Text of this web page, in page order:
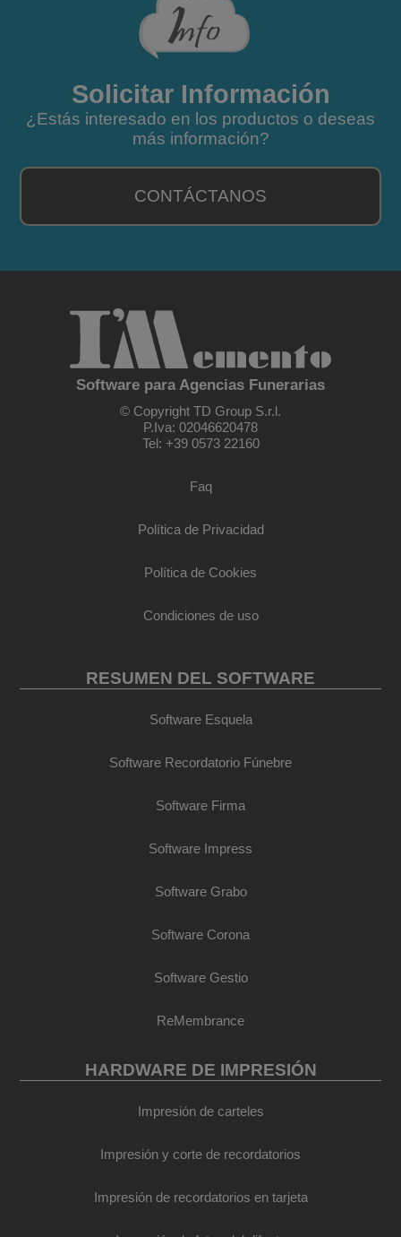
Solicitar Información
¿Estás interesado en los productos o deseas
más información?
CONTÁCTANOS
Software para Agencias Funerarias
© Copyright TD Group S.r.l.
P.Iva: 02046620478
Tel: +39 0573 22160
Faq
Política de Privacidad
Política de Cookies
Condiciones de uso
RESUMEN DEL SOFTWARE
Software Esquela
Software Recordatorio Fúnebre
Software Firma
Software Impress
Software Grabo
Software Corona
Software Gestio
ReMembrance
HARDWARE DE IMPRESIÓN
Impresión de carteles
Impresión y corte de recordatorios
Impresión de recordatorios en tarjeta